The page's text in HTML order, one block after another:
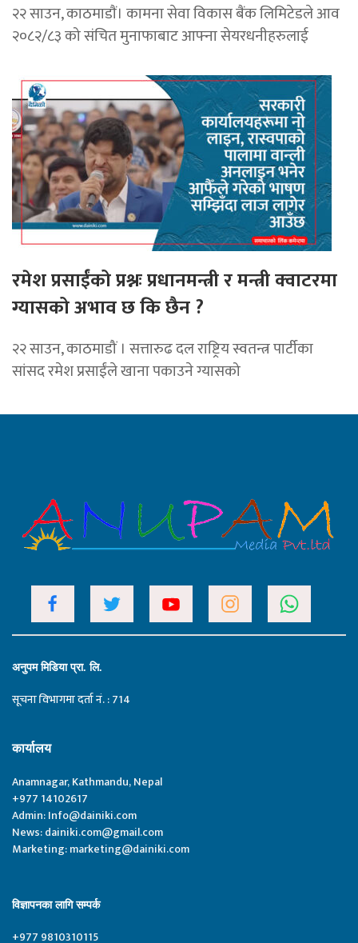
२२ साउन, काठमाडाैं। कामना सेवा विकास बैंक लिमिटेडले आव
२०८२/८३ को संचित मुनाफाबाट आफ्ना सेयरधनीहरुलाई
रमेश प्रसाईंको प्रश्नः प्रधानमन्त्री र मन्त्री क्वाटरमा
ग्यासको अभाव छ कि छैन ?
२२ साउन, काठमाडौं । सत्तारुढ दल राष्ट्रिय स्वतन्त्र पार्टीका
सांसद रमेश प्रसाईंले खाना पकाउने ग्यासको
अनुपम मिडिया प्रा. लि.
सूचना विभागमा दर्ता नं. : 714
कार्यालय
Anamnagar, Kathmandu, Nepal
+977 14102617
Admin:Info@dainiki.com
News:dainiki.com@gmail.com
Marketing:marketing@dainiki.com
विज्ञापनका लागि सम्पर्क
+977 9810310115